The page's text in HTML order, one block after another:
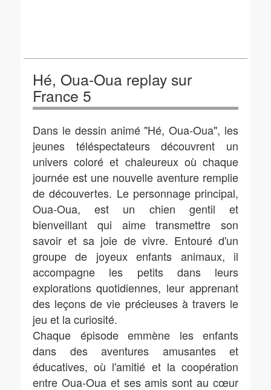
Hé, Oua-Oua replay sur
France 5
Dans le dessin animé "Hé, Oua-Oua", les
jeunes téléspectateurs découvrent un
univers coloré et chaleureux où chaque
journée est une nouvelle aventure remplie
de découvertes. Le personnage principal,
Oua-Oua, est un chien gentil et
bienveillant qui aime transmettre son
savoir et sa joie de vivre. Entouré d'un
groupe de joyeux enfants animaux, il
accompagne les petits dans leurs
explorations quotidiennes, leur apprenant
des leçons de vie précieuses à travers le
jeu et la curiosité.
Chaque épisode emmène les enfants
dans des aventures amusantes et
éducatives, où l'amitié et la coopération
entre Oua-Oua et ses amis sont au cœur